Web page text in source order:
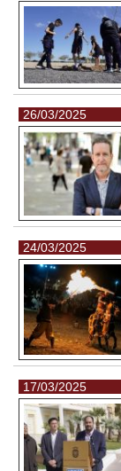
26/03/2025
24/03/2025
17/03/2025